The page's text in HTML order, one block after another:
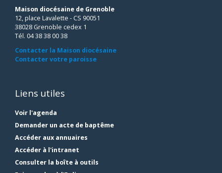
Maison diocésaine de Grenoble
12, place Lavalette - CS 90051
38028 Grenoble cedex 1
Tél. 04 38 38 00 38
Contacter la Maison diocésaine
Contacter votre paroisse
Liens utiles
Voir l'agenda
Demander un acte de baptême
Accéder aux annuaires
Accéder à l'intranet
Consulter la boîte à outils